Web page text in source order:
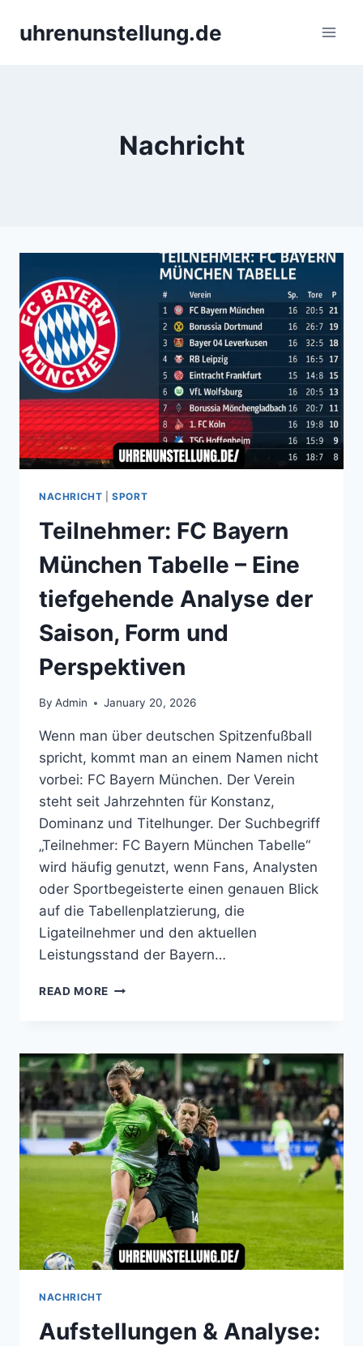
uhrenunstellung.de
Nachricht
NACHRICHT |SPORT
Teilnehmer: FC Bayern
München Tabelle – Eine
tiefgehende Analyse der
Saison, Form und
Perspektiven
By Admin January 20, 2026
Wenn man über deutschen Spitzenfußball
spricht, kommt man an einem Namen nicht
vorbei: FC Bayern München. Der Verein
steht seit Jahrzehnten für Konstanz,
Dominanz und Titelhunger. Der Suchbegriff
„Teilnehmer: FC Bayern München Tabelle“
wird häufig genutzt, wenn Fans, Analysten
oder Sportbegeisterte einen genauen Blick
auf die Tabellenplatzierung, die
Ligateilnehmer und den aktuellen
Leistungsstand der Bayern…
READ MORE TEILNEHMER:
TABELLE
–
EINE
TIEFGEHENDE
ANALYSE
DER
SAISON,
FORM
UND
PERSPEKTIVEN
NACHRICHT
Aufstellungen & Analyse: